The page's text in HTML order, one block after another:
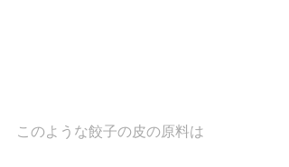
このような餃子の皮の原料は